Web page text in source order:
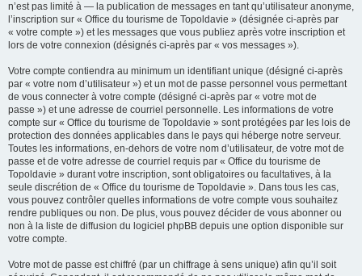
n’est pas limité à — la publication de messages en tant qu’utilisateur anonyme,
l’inscription sur « Office du tourisme de Topoldavie » (désignée ci-après par
« votre compte ») et les messages que vous publiez après votre inscription et
lors de votre connexion (désignés ci-après par « vos messages »).
Votre compte contiendra au minimum un identifiant unique (désigné ci-après
par « votre nom d’utilisateur ») et un mot de passe personnel vous permettant
de vous connecter à votre compte (désigné ci-après par « votre mot de
passe ») et une adresse de courriel personnelle. Les informations de votre
compte sur « Office du tourisme de Topoldavie » sont protégées par les lois de
protection des données applicables dans le pays qui héberge notre serveur.
Toutes les informations, en-dehors de votre nom d’utilisateur, de votre mot de
passe et de votre adresse de courriel requis par « Office du tourisme de
Topoldavie » durant votre inscription, sont obligatoires ou facultatives, à la
seule discrétion de « Office du tourisme de Topoldavie ». Dans tous les cas,
vous pouvez contrôler quelles informations de votre compte vous souhaitez
rendre publiques ou non. De plus, vous pouvez décider de vous abonner ou
non à la liste de diffusion du logiciel phpBB depuis une option disponible sur
votre compte.
Votre mot de passe est chiffré (par un chiffrage à sens unique) afin qu’il soit